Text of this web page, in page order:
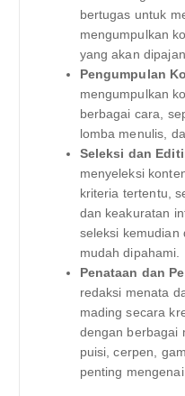
bertugas untuk
mengumpulkan
yang akan
Pengumpulan
mengumpulkan
berbagai cara,
lomba menulis,
Seleksi dan
menyeleksi
kriteria tertentu,
dan keakuratan
seleksi kemudian
mudah dipahami.
Penataan dan
redaksi menata
mading secara
dengan berbagai
puisi, cerpen,
penting